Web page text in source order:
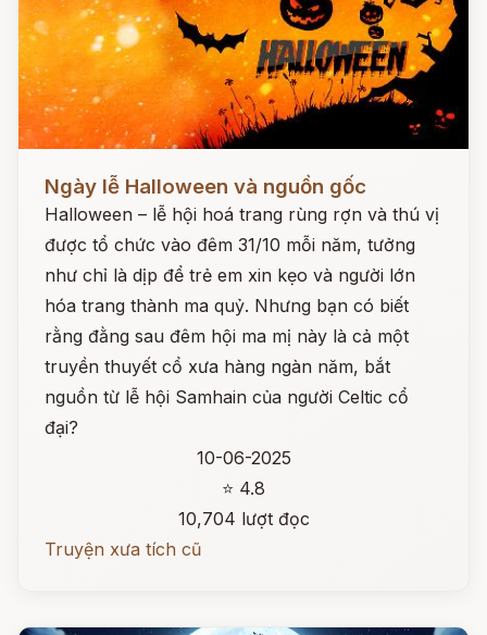
Ngày lễ Halloween và nguồn gốc
Halloween – lễ hội hoá trang rùng rợn và thú vị
được tổ chức vào đêm 31/10 mỗi năm, tưởng
như chỉ là dịp để trẻ em xin kẹo và người lớn
hóa trang thành ma quỷ. Nhưng bạn có biết
rằng đằng sau đêm hội ma mị này là cả một
truyền thuyết cổ xưa hàng ngàn năm, bắt
nguồn từ lễ hội Samhain của người Celtic cổ
đại?
10-06-2025
⭐ 4.8
10,704 lượt đọc
Truyện xưa tích cũ